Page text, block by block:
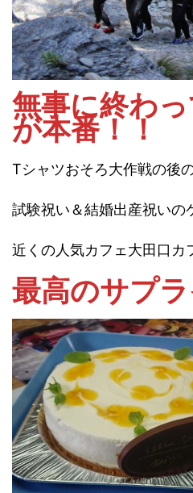
無事に終わ
が本番！！
Tシャツおそろ大作戦の後
試験祝い＆結婚出産祝いの
近くの人気カフェ大田口カ
最高のサプラ